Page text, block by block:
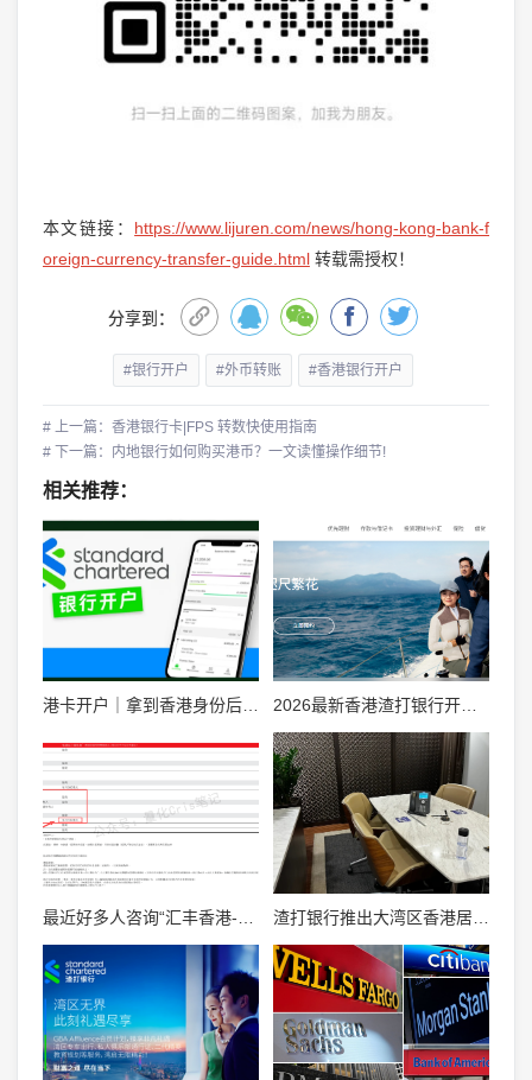
本文链接： https://www.lijuren.com/news/hong-kong-bank-f
oreign-currency-transfer-guide.html转载需授权！
分享到：
#银行开户 #外币转账 #香港银行开户
# 上一篇：香港银行卡|FPS 转数快使用指南
# 下一篇：内地银行如何购买港币？一文读懂操作细节!
相关推荐：
港卡开户｜拿到香港身份后，渣打香港银行账户怎么开？一篇讲清楚，少走弯路 2026最新香港渣打银行开户全攻略：条件、流程、避坑指南一文通
最近好多人咨询“汇丰香港-ONE账户”收费的事情，今天详细解答一下。 渣打银行推出大湾区香港居民见证开户服务,数字化升级提升跨境金融体验